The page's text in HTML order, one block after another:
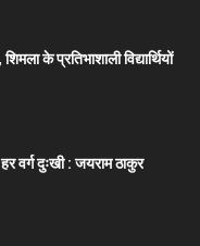
के प्रतिभाशाली विद्यार्थियों
वर्ग दुःखी : जयराम ठाकुर